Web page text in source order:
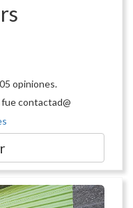
opiniones.
contactad@